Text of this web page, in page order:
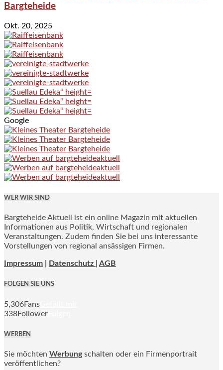
Bargteheide
Okt. 20, 2025
Google
WER WIR SIND
Bargteheide Aktuell ist ein online Magazin mit aktuellen
Informationen aus Politik, Wirtschaft und regionalen
Veranstaltungen. Zudem finden Sie bei uns interessante
Vorstellungen von regional ansässigen Firmen.
Impressum Datenschutz | AGB
FOLGEN SIE UNS
5,306Fans
338Follower
WERBEN
Sie möchten Werbung schalten oder ein Firmenportrait
veröffentlichen?